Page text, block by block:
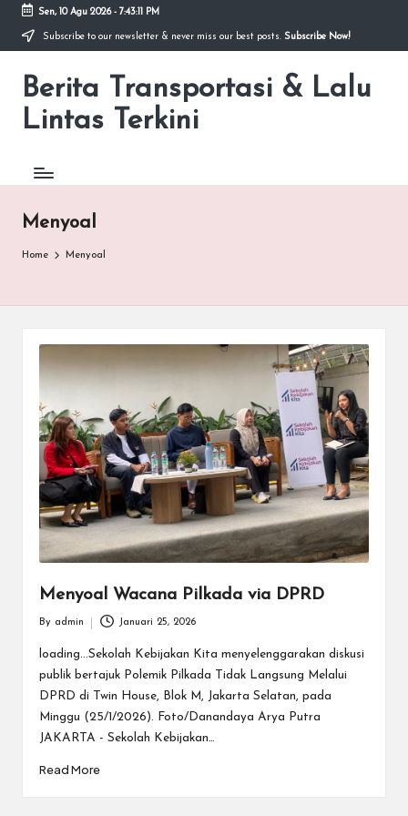
Skip
content
Sen, 10 Agu 2026- 7:43:11 PM
Subscribe to our newsletter & never miss our best posts. Subscribe Now!
Berita Transportasi & Lalu
Lintas Terkini
premancity.biz.id
Menyoal
Home Menyoal
Menyoal Wacana Pilkada via DPRD
by
By admin Januari 25, 2026
loading...Sekolah Kebijakan Kita menyelenggarakan diskusi
publik bertajuk Polemik Pilkada Tidak Langsung Melalui
DPRD di Twin House, Blok M, Jakarta Selatan, pada
Minggu (25/1/2026). Foto/Danandaya Arya Putra
JAKARTA - Sekolah Kebijakan…
Read More